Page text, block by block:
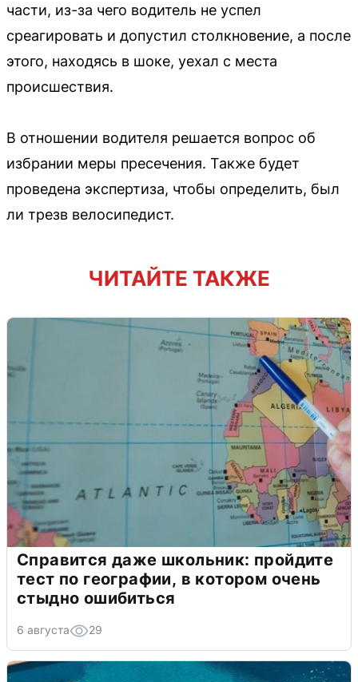
части, из-за чего водитель не успел
среагировать и допустил столкновение, а после
этого, находясь в шоке, уехал с места
происшествия.
В отношении водителя решается вопрос об
избрании меры пресечения. Также будет
проведена экспертиза, чтобы определить, был
ли трезв велосипедист.
ЧИТАЙТЕ ТАКЖЕ
Справится даже школьник: пройдите
тест по географии, в котором очень
стыдно ошибиться
6 августа 29